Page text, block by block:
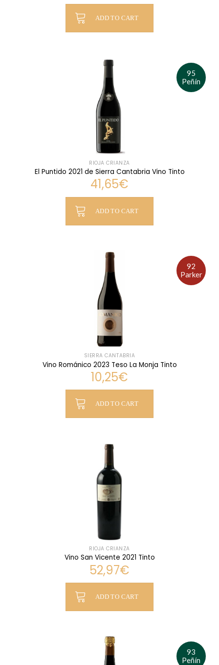
ADD TO CART
95
Peñín
RIOJA CRIANZA
El Puntido 2021 de Sierra Cantabria Vino Tinto
41,65€
ADD TO CART
92
Parker
SIERRA CANTABRIA
Vino Románico 2023 Teso La Monja Tinto
10,25€
ADD TO CART
RIOJA CRIANZA
Vino San Vicente 2021 Tinto
52,97€
ADD TO CART
93
Peñín